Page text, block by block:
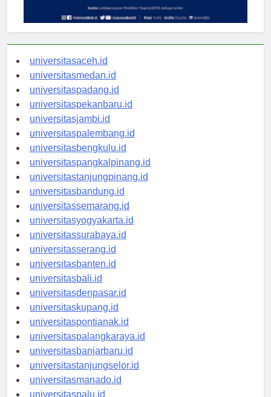
universitasaceh.id
universitasmedan.id
universitaspadang.id
universitaspekanbaru.id
universitasjambi.id
universitaspalembang.id
universitasbengkulu.id
universitaspangkalpinang.id
universitastanjungpinang.id
universitasbandung.id
universitassemarang.id
universitasyogyakarta.id
universitassurabaya.id
universitasserang.id
universitasbanten.id
universitasbali.id
universitasdenpasar.id
universitaskupang.id
universitaspontianak.id
universitaspalangkaraya.id
universitasbanjarbaru.id
universitastanjungselor.id
universitasmanado.id